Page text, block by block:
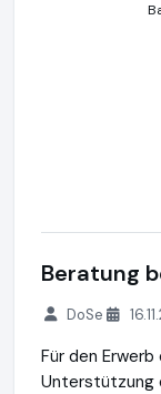
Beratung
DoSe
Für den
Unterstützung